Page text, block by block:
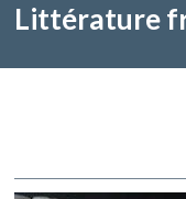
Littérature